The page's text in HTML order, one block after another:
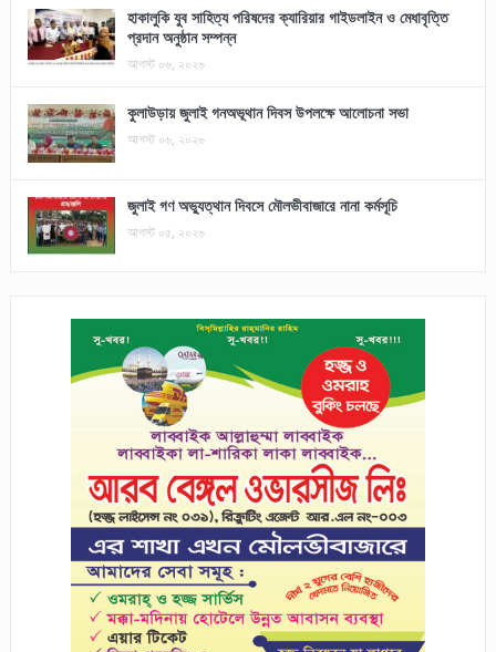
হাকালুকি যুব সাহিত্য পরিষদের ক্যারিয়ার গাইডলাইন ও মেধাবৃত্তি
প্রদান অনুষ্ঠান সম্পন্ন
আগস্ট ০৬, ২০২৬
কুলাউড়ায় জুলাই গনঅভূথান দিবস উপলক্ষে আলোচনা সভা
আগস্ট ০৬, ২০২৬
জুলাই গণ অভ্যুত্থান দিবসে মৌলভীবাজারে নানা কর্মসূচি
আগস্ট ০৫, ২০২৬